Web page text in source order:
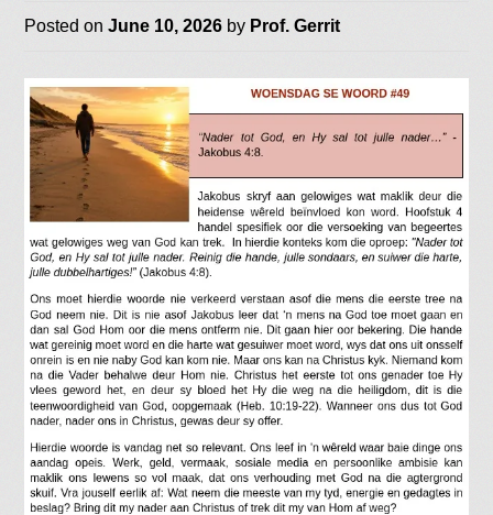
Posted onJune 10, 2026 by Prof. Gerrit